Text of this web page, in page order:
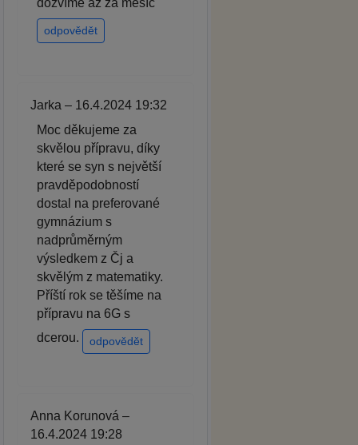
odpovědět
Jarka – 16.4.2024 19:32
Moc děkujeme za
skvělou přípravu, díky
které se syn s největší
pravděpodobností
dostal na preferované
gymnázium s
nadprůměrným
výsledkem z Čj a
skvělým z matematiky.
Příští rok se těšíme na
přípravu na 6G s
dcerou.
odpovědět
Anna Korunová –
16.4.2024 19:28